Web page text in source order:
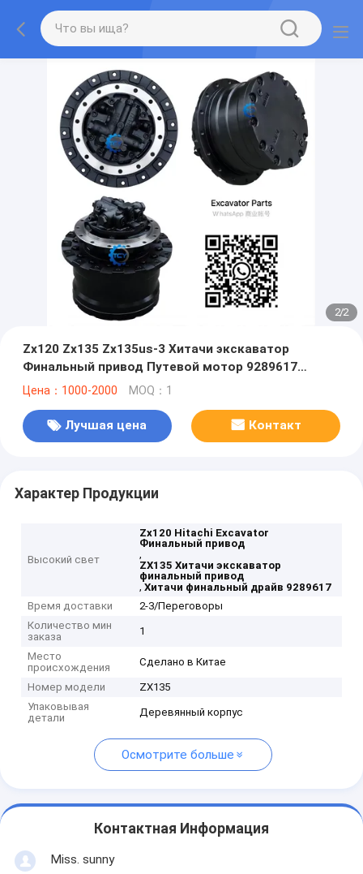
2/2
Zx120 Zx135 Zx135us-3 Хитачи экскаватор
Финальный привод Путевой мотор 9289617
9289616 9188777
Цена：1000-2000 MOQ：1
Лучшая цена Контакт
Характер Продукции
Высокий свет
Zx120 Hitachi Excavator
Финальный привод
,
ZX135 Хитачи экскаватор
финальный привод
,Хитачи финальный драйв 9289617
Время доставки
2-3/Переговоры
Количество мин
заказа
1
Место
происхождения
Сделано в Китае
Номер модели
ZX135
Упаковывая
детали
Деревянный корпус
Осмотрите больше
Контактная Информация
Miss. sunny